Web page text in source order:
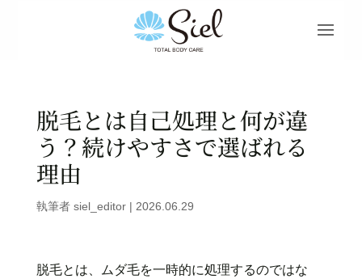
脱毛とは自己処理と何が違
う？続けやすさで選ばれる
理由
執筆者 siel_editor| 2026.06.29
脱毛とは、ムダ毛を一時的に処理するのではな